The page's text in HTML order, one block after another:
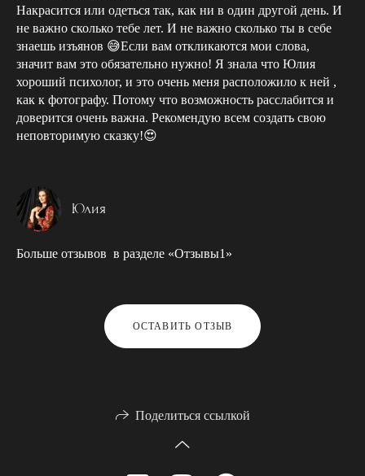
Накрасится или одеться так, как ни в один другой день. И
не важно сколько тебе лет. И не важно сколько ты в себе
знаешь изъянов 😅Если вам откликаются мои слова,
значит вам это обязательно нужно! Я знала что Юлия
хороший психолог, и это очень меня расположило к ней ,
как к фотографу. Потому что возможность расслабится и
доверится очень важна. Рекомендую всем создать свою
неповторимую сказку!😍
Юлия
Больше отзывов в разделе «Отзывы1»
ОСТАВИТЬ ОТЗЫВ
Поделиться ссылкой